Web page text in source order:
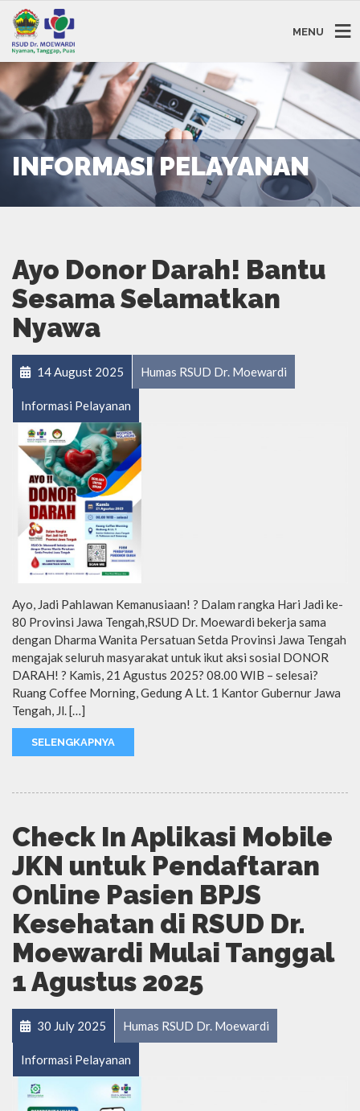
MENU
INFORMASI PELAYANAN
Ayo Donor Darah! Bantu
Sesama Selamatkan
Nyawa
14 August 2025 Humas RSUD Dr. Moewardi
Informasi Pelayanan
Ayo, Jadi Pahlawan Kemanusiaan! ? Dalam rangka Hari Jadi ke-
80 Provinsi Jawa Tengah,RSUD Dr. Moewardi bekerja sama
dengan Dharma Wanita Persatuan Setda Provinsi Jawa Tengah
mengajak seluruh masyarakat untuk ikut aksi sosial DONOR
DARAH! ? Kamis, 21 Agustus 2025? 08.00 WIB – selesai?
Ruang Coffee Morning, Gedung A Lt. 1 Kantor Gubernur Jawa
Tengah, Jl. […]
SELENGKAPNYA
Check In Aplikasi Mobile
JKN untuk Pendaftaran
Online Pasien BPJS
Kesehatan di RSUD Dr.
Moewardi Mulai Tanggal
1 Agustus 2025
30 July 2025 Humas RSUD Dr. Moewardi
Informasi Pelayanan